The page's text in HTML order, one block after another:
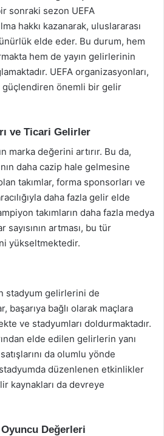
sonraki sezon UEFA
hakkı kazanarak, uluslararası
elde eder. Bu durum, hem
hem de yayın gelirlerinin
UEFA organizasyonları,
güçlendiren önemli bir gelir
ve Ticari Gelirler
marka değerini artırır. Bu da,
daha cazip hale gelmesine
takımlar, forma sponsorları ve
daha fazla gelir elde
takımların daha fazla medya
artması, bu tür
yükseltmektedir.
stadyum gelirlerini de
başarıya bağlı olarak maçlara
ve stadyumları doldurmaktadır.
elde edilen gelirlerin yanı
da olumlu yönde
düzenlenen etkinlikler
kaynakları da devreye
Değerleri